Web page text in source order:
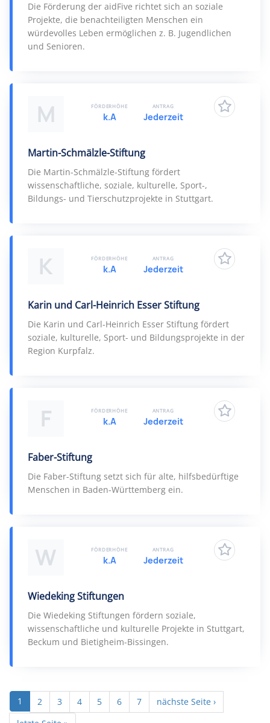
Die Förderung der aidFive richtet sich an soziale
Projekte, die benachteiligten Menschen ein
würdevolles Leben ermöglichen z. B. Jugendlichen
und Senioren.
M
Martin-Schmälzle-Stiftung
Die Martin-Schmälzle-Stiftung fördert
wissenschaftliche, soziale, kulturelle, Sport-,
Bildungs- und Tierschutzprojekte in Stuttgart.
FÖRDERHÖHE
k.A
ANTRAG
Jederzeit
K
Karin und Carl-Heinrich Esser Stiftung
Die Karin und Carl-Heinrich Esser Stiftung fördert
soziale, kulturelle, Sport- und Bildungsprojekte in der
Region Kurpfalz.
FÖRDERHÖHE
k.A
ANTRAG
Jederzeit
F
Faber-Stiftung
Die Faber-Stiftung setzt sich für alte, hilfsbedürftige
Menschen in Baden-Württemberg ein.
FÖRDERHÖHE
k.A
ANTRAG
Jederzeit
W
Wiedeking Stiftungen
Die Wiedeking Stiftungen fördern soziale,
wissenschaftliche und kulturelle Projekte in Stuttgart,
Beckum und Bietigheim-Bissingen.
FÖRDERHÖHE
k.A
ANTRAG
Jederzeit
1 2 3 4 5 6 7
nächste Seite ›